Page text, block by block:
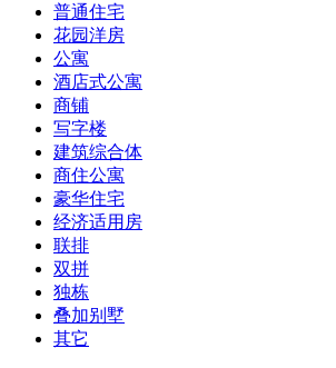
普通住宅
花园洋房
公寓
酒店式公寓
商铺
写字楼
建筑综合体
商住公寓
豪华住宅
经济适用房
联排
双拼
独栋
叠加别墅
其它